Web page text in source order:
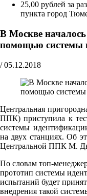
25,00 рублей за
пункта город
В Москве началось
помощью системы
/ 05.12.2018
Центральная
ППК) приступила к
системы
на двух станциях. Об
Центральной ППК М.
По словам топ-
прототип системы
испытаний будет
внедрения такой